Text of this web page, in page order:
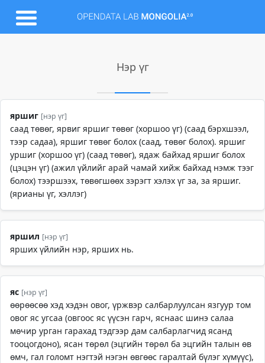
Нэр үг
яршиг [нэр үг]
саад төвөг, ярвиг яршиг төвөг (хоршоо үг) (саад бэрхшээл,
тээр садаа), яршиг төвөг болох (саад, төвөг болох). яршиг
уршиг (хоршоо үг) (саад төвөг), ядаж байхад яршиг болох
(цэцэн үг) (ажил үйлийг арай чамай хийж байхад нэмж тээг
болох) тээршээх, төвөгшөөх зэрэгт хэлэх үг за, за яршиг.
(ярианы үг, хэллэг)
яршил [нэр үг]
ярших үйлийн нэр, ярших нь.
яс [нэр үг]
өөрөөсөө хэд хэдэн овог, үржвэр салбарлуулсан язгуур том
овог яс угсаа (овгоос яс үүсэн гарч, яснаас шинэ салаа
мөчир урган гарахад тэдгээр дам салбарлагчид ясанд
тооцогдоно), ясан төрөл (эцгийн төрөл ба эцгийн талын өв
өмч, гал голомт нэгтэй нэгэн өвгөөс гаралтай бүлэг хүмүүс),